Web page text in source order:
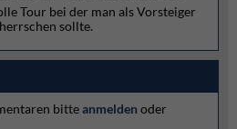
Tour bei der man als Vorsteiger
sollte.
bitteanmelden oder